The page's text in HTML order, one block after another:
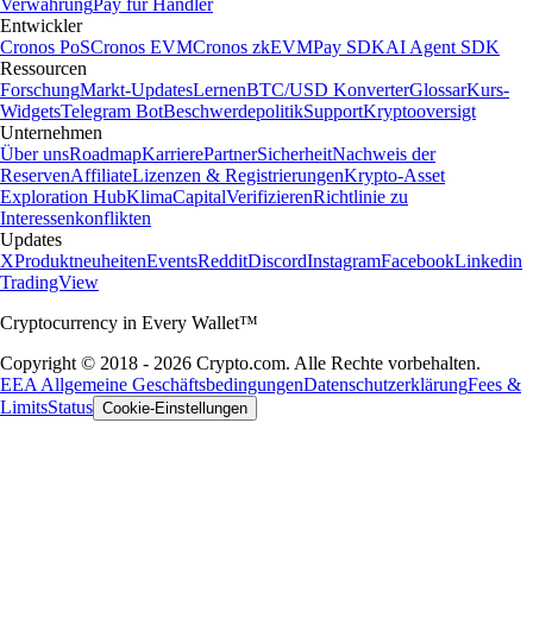
VerwahrungPay für Händler
Entwickler
Cronos PoSCronos EVMCronos zkEVMPay SDKAI Agent SDK
Ressourcen
ForschungMarkt-UpdatesLernenBTC/USD KonverterGlossarKurs-
WidgetsTelegram BotBeschwerdepolitikSupportKryptooversigt
Unternehmen
Über unsRoadmapKarrierePartnerSicherheitNachweis der
ReservenAffiliateLizenzen & RegistrierungenKrypto-Asset
Exploration HubKlimaCapitalVerifizierenRichtlinie zu
Interessenkonflikten
Updates
XProduktneuheitenEventsRedditDiscordInstagramFacebookLinkedin
TradingView
Cryptocurrency in Every Wallet™
Copyright © 2018 - 2026 Crypto.com. Alle Rechte vorbehalten.
EEA Allgemeine GeschäftsbedingungenDatenschutzerklärungFees &
LimitsStatus Cookie-Einstellungen